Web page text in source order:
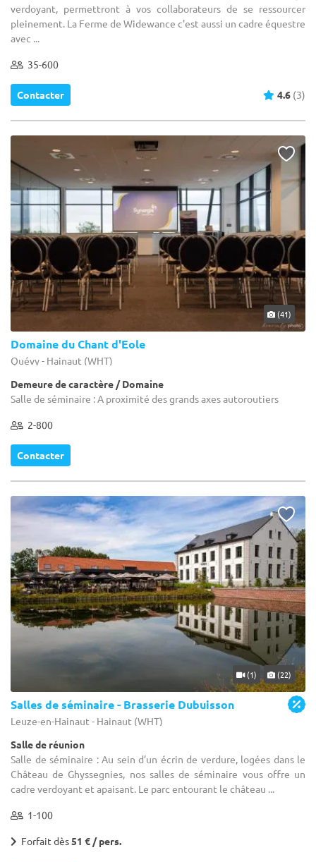
verdoyant, permettront à vos collaborateurs de se ressourcer
pleinement. La Ferme de Widewance c'est aussi un cadre équestre
avec ...
35-600
Contacter 4.6 (3)
(41)
Domaine du Chant d'Eole
Quévy - Hainaut (WHT)
Demeure de caractère / Domaine
Salle de séminaire : A proximité des grands axes autoroutiers
2-800
Contacter
(1) (22)
Salles de séminaire - Brasserie Dubuisson
Leuze-en-Hainaut - Hainaut (WHT)
Salle de réunion
Salle de séminaire : Au sein d’un écrin de verdure, logées dans le
Château de Ghyssegnies, nos salles de séminaire vous offre un
cadre verdoyant et apaisant. Le parc entourant le château ...
1-100
Forfait dès51 € / pers.